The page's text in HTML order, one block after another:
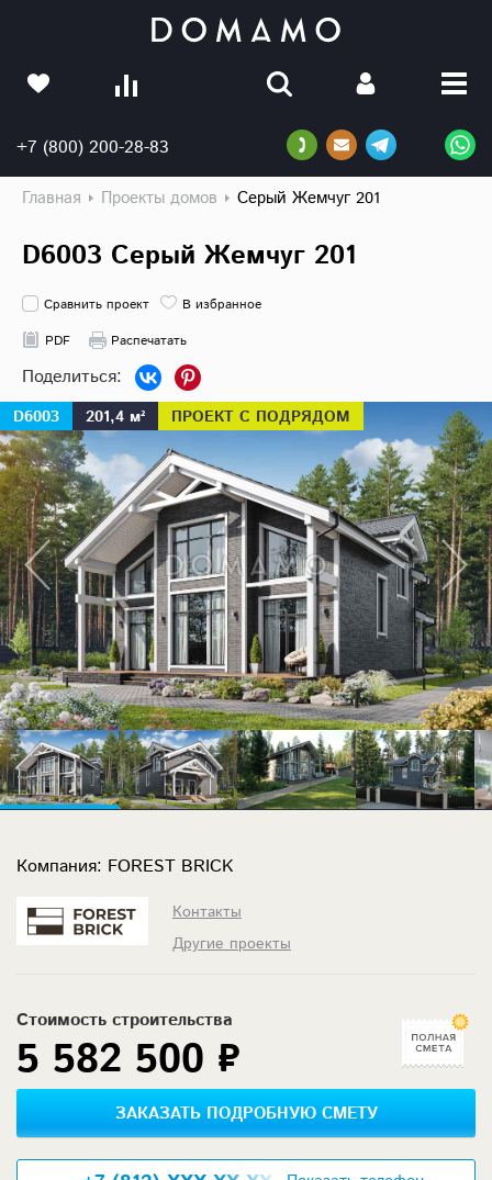
+7 (800) 200-28-83
Главная Проекты домов Серый Жемчуг 201
D6003 Серый Жемчуг 201
Сравнить проект
В избранное
PDF
Распечатать
D6003 201,4 м² ПРОЕКТ С ПОДРЯДОМ
Компания: FOREST BRICK
Контакты
Другие проекты
Стоимость строительства
5 582 500 ₽
ЗАКАЗАТЬ ПОДРОБНУЮ СМЕТУ